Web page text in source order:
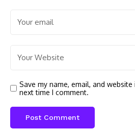
Save my name, email, and
next time I comment.